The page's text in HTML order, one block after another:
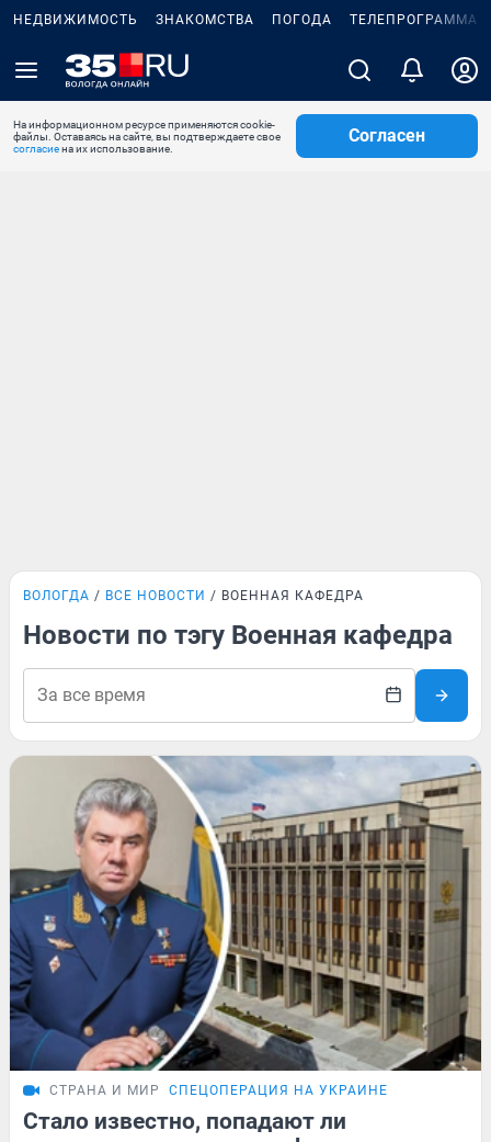
НЕДВИЖИМОСТЬ ЗНАКОМСТВА ПОГОДА ТЕЛЕПРОГРАММА
На информационном ресурсе применяются cookie-
файлы. Оставаясь на сайте, вы подтверждаете свое
согласиена их использование.
Согласен
ВОЛОГДА ВСЕ НОВОСТИ ВОЕННАЯ КАФЕДРА
Новости по тэгу Военная кафедра
СТРАНА И МИР СПЕЦОПЕРАЦИЯ НА УКРАИНЕ
Стало известно, попадают ли